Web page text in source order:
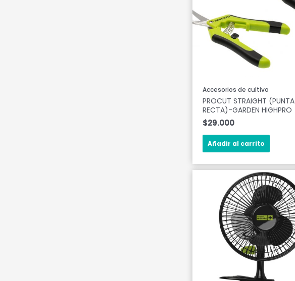
Accesorios de cultivo
PROCUT STRAIGHT (PUNTA
RECTA)-GARDEN HIGHPRO
$29.000
Añadir al carrito